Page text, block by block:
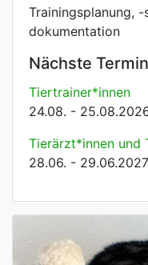
Trainingsplanung,
dokumentation
Nächste
Tiertrainer*innen
24.08. -
Tierärzt*innen und
28.06. -